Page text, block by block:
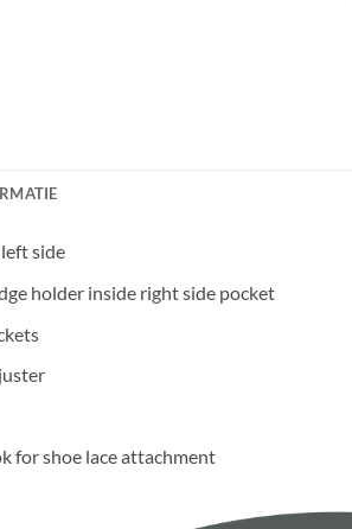
side
holder inside right side pocket
for shoe lace attachment